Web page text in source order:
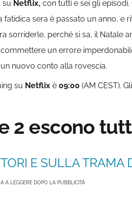
su Netflix, con tutti e sei gli
sera è passato un anno, e
sorriderle, perché si sa, il Natale
un errore
nuovo conto alla rovescia.
su Netflix è 09:00 (AM CEST).
2 escono
E SULLA TRAMA
A LEGGERE DOPO LA PUBBLICITÀ